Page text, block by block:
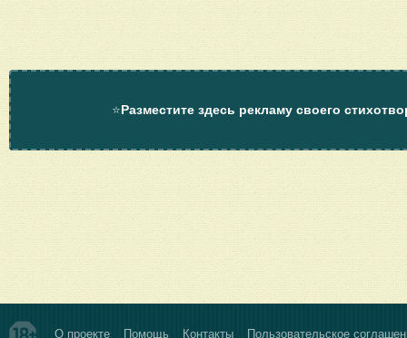
⭐Разместите здесь рекламу своего
О проекте Помощь Контакты Пользовательское